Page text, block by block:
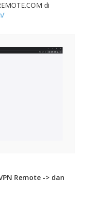
di
Remote -> dan